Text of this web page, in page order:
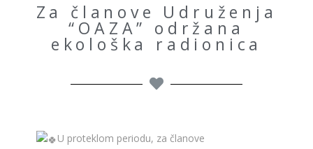
Za članove Udruženja
“OAZA” održana
ekološka radionica
U proteklom periodu, za članove